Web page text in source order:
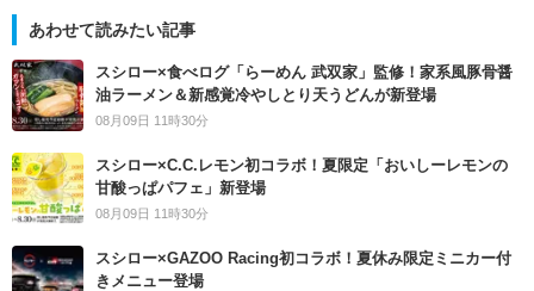
あわせて読みたい記事
スシロー×食べログ「らーめん 武双家」監修！家系風豚骨醤
油ラーメン＆新感覚冷やしとり天うどんが新登場
08月09日 11時30分
スシロー×C.C.レモン初コラボ！夏限定「おいしーレモンの
甘酸っぱパフェ」新登場
08月09日 11時30分
スシロー×GAZOO Racing初コラボ！夏休み限定ミニカー付
きメニュー登場